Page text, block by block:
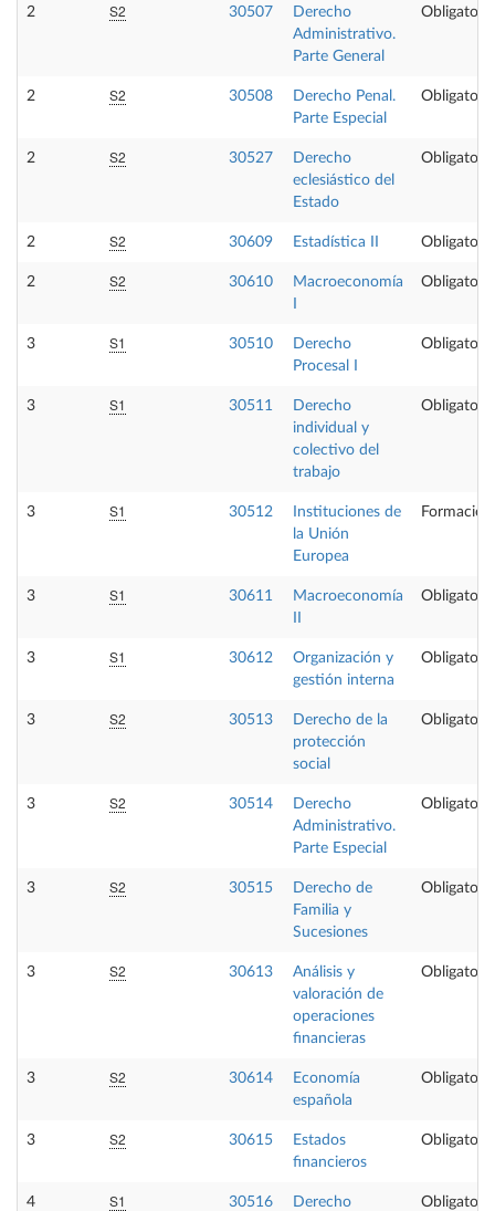
2 S2 30507
Derecho
Administrativo.
Parte General
Obligatoria
2 S2 30508
Derecho Penal.
Parte Especial
Obligatoria
2 S2 30527
Derecho
eclesiástico del
Estado
Obligatoria
2 S2 30609 Estadística II Obligatoria
2 S2 30610
Macroeconomía
Obligatoria
3 S1 30510
Derecho
Procesal I
Obligatoria
3 S1 30511
Derecho
individual y
colectivo del
trabajo
Obligatoria
3 S1 30512
Instituciones de
la Unión
Europea
3 S1 30611
Macroeconomía
Obligatoria
3 S1 30612
Organización y
gestión interna
Obligatoria
3 S2 30513
Derecho de la
protección
social
Obligatoria
3 S2 30514
Derecho
Administrativo.
Parte Especial
Obligatoria
3 S2 30515
Derecho de
Familia y
Sucesiones
Obligatoria
3 S2 30613
Análisis y
valoración de
operaciones
financieras
Obligatoria
3 S2 30614
Economía
española
Obligatoria
3 S2 30615
Estados
financieros
Obligatoria
4 S1 30516
Derecho
Obligatoria